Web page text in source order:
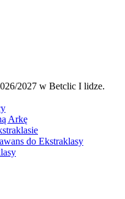
2027 w Betclic I lidze.
Arkę
do Ekstraklasy